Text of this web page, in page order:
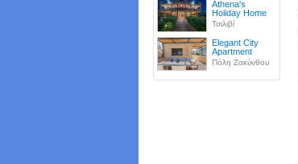
Athena's
Holiday Home
Τσιλιβί
Elegant City
Apartment
Πόλη Ζακύνθου